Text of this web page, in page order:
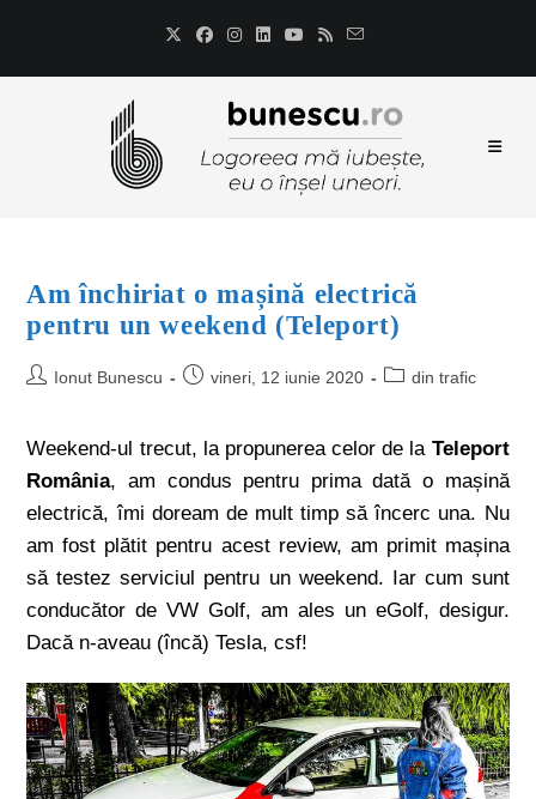
Am închiriat o mașină electrică
pentru un weekend (Teleport)
Ionut Bunescu vineri, 12 iunie 2020 din trafic
Weekend-ul trecut, la propunerea celor de la Teleport
România, am condus pentru prima dată o mașină
electrică, îmi doream de mult timp să încerc una. Nu
am fost plătit pentru acest review, am primit mașina
să testez serviciul pentru un weekend. Iar cum sunt
conducător de VW Golf, am ales un eGolf, desigur.
Dacă n-aveau (încă) Tesla, csf!